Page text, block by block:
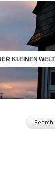
KLEINEN WELT